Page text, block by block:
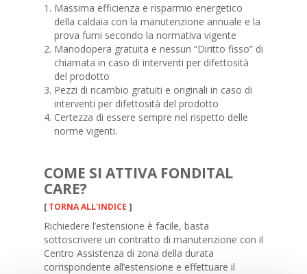
Massima efficienza e risparmio energetico
della caldaia con la manutenzione annuale e la
prova fumi secondo la normativa vigente
Manodopera gratuita e nessun “Diritto fisso” di
chiamata in caso di interventi per difettosità
del prodotto
Pezzi di ricambio gratuiti e originali in caso di
interventi per difettosità del prodotto
Certezza di essere sempre nel rispetto delle
norme vigenti.
COME SI ATTIVA FONDITAL
CARE?
[ TORNA ALL'INDICE ]
Richiedere l’estensione è facile, basta
sottoscrivere un contratto di manutenzione con il
Centro Assistenza di zona della durata
corrispondente all’estensione e effettuare il